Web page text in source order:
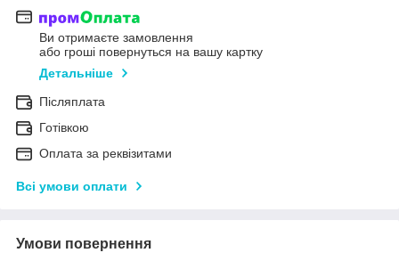
Ви отримаєте замовлення
або гроші повернуться на вашу картку
Детальніше
Післяплата
Готівкою
Оплата за реквізитами
Всі умови оплати
Умови повернення